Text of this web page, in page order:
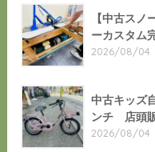
【中古スノ
ーカスタム
2026/08/04
中古キッズ
ンチ 店頭
2026/08/04